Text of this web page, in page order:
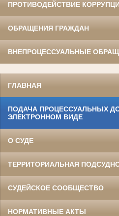
ПРОТИВОДЕЙСТВИЕ
ОБРАЩЕНИЯ ГРАЖДАН
ВНЕПРОЦЕССУАЛЬНЫЕ
ГЛАВНАЯ
ПОДАЧА ПРОЦЕССУАЛЬНЫХ
ЭЛЕКТРОННОМ ВИДЕ
О СУДЕ
ТЕРРИТОРИАЛЬНАЯ
СУДЕЙСКОЕ СООБЩЕСТВО
НОРМАТИВНЫЕ АКТЫ